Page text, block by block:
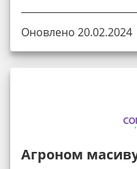
Оновлено 20.02.2024
Агроном